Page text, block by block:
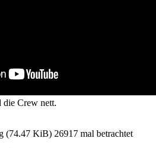
die Crew nett.
(74.47 KiB) 26917 mal betrachtet